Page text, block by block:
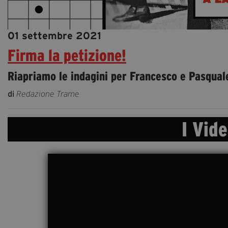
01 settembre 2021
Firma la petizione!
Riapriamo le indagini per Francesco e
di Redazione Trame
I